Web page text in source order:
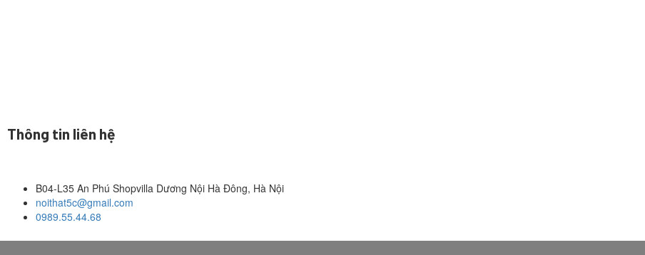
Thông tin liên hệ
B04-L35 An Phú Shopvilla Dương Nội Hà Đông, Hà Nội
noithat5c@gmail.com
0989.55.44.68